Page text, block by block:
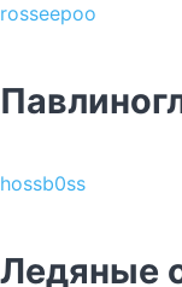
rosseepoo
hossb0ss
Ледяные